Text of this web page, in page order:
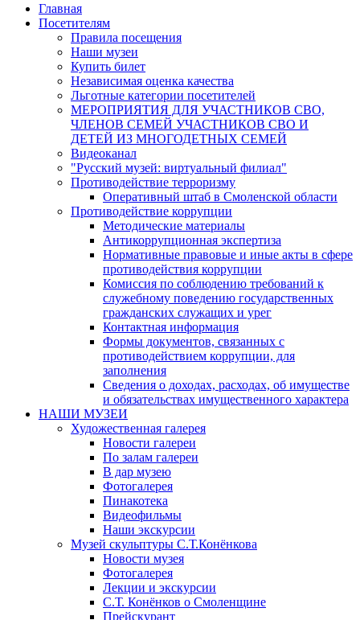
Главная
Посетителям
Правила посещения
Наши музеи
Купить билет
Независимая оценка качества
Льготные категории посетителей
МЕРОПРИЯТИЯ ДЛЯ УЧАСТНИКОВ СВО,
ЧЛЕНОВ СЕМЕЙ УЧАСТНИКОВ СВО И
ДЕТЕЙ ИЗ МНОГОДЕТНЫХ СЕМЕЙ
Видеоканал
"Русский музей: виртуальный филиал"
Противодействие терроризму
Оперативный штаб в Смоленской области
Противодействие коррупции
Методические материалы
Антикоррупционная экспертиза
Нормативные правовые и иные акты в сфере
противодействия коррупции
Комиссия по соблюдению требований к
служебному поведению государственных
гражданских служащих и урег
Контактная информация
Формы документов, связанных с
противодействием коррупции, для
заполнения
Сведения о доходах, расходах, об имуществе
и обязательствах имущественного характера
НАШИ МУЗЕИ
Художественная галерея
Новости галереи
По залам галереи
В дар музею
Фотогалерея
Пинакотека
Видеофильмы
Наши экскурсии
Музей скульптуры С.Т.Конёнкова
Новости музея
Фотогалерея
Лекции и экскурсии
С.Т. Конёнков о Смоленщине
Прейскурант